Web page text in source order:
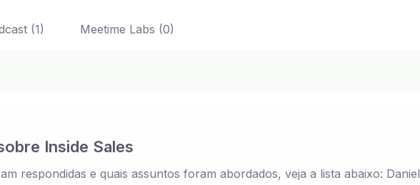
(1) Meetime Labs (0)
Inside Sales
respondidas e quais assuntos foram abordados, veja a lista abaixo: Daniel